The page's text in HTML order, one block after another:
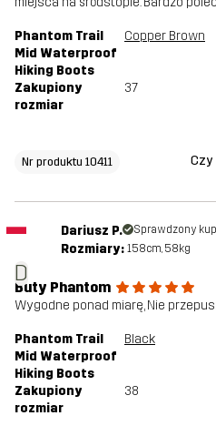
Phantom Trail
Mid Waterproof
Hiking Boots
Copper Brown
Zakupiony
rozmiar
37
Nr produktu 10411 Czy
D
Dariusz P. Sprawdzony
Rozmiary: 158cm, 58kg
Buty Phantom
Wygodne ponad miarę, Nie
Phantom Trail
Mid Waterproof
Hiking Boots
Black
Zakupiony
rozmiar
38